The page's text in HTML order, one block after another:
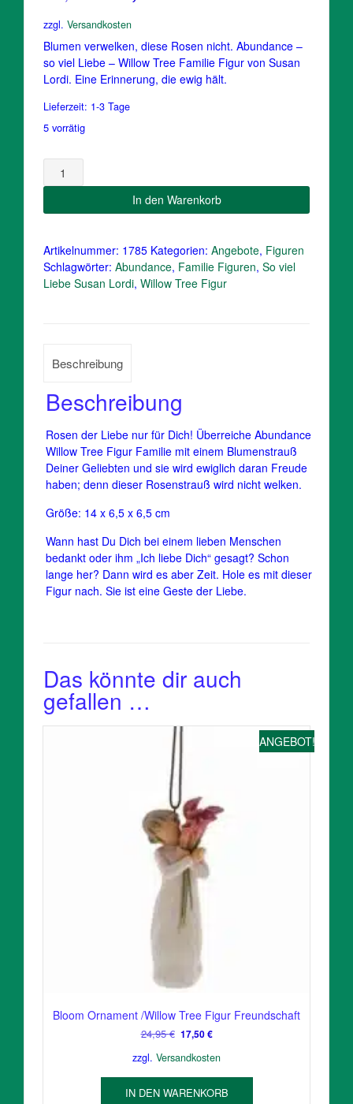
Preis
war:
29,95 €
ist:
27,90 €.
zzgl. Versandkosten
Blumen verwelken, diese Rosen nicht. Abundance –
so viel Liebe – Willow Tree Familie Figur von Susan
Lordi. Eine Erinnerung, die ewig hält.
Lieferzeit: 1-3 Tage
5 vorrätig
Abundance
Willow
So
Liebe,
Blumenstrauß
Menge
In den Warenkorb
Artikelnummer: 1785 Kategorien: Angebote, Figuren
Schlagwörter: Abundance, Familie Figuren, So viel
Liebe Susan Lordi, Willow Tree Figur
Beschreibung
Beschreibung
Rosen der Liebe nur für Dich! Überreiche Abundance
Willow Tree Figur Familie mit einem Blumenstrauß
Deiner Geliebten und sie wird ewiglich daran Freude
haben; denn dieser Rosenstrauß wird nicht welken.
Größe: 14 x 6,5 x 6,5 cm
Wann hast Du Dich bei einem lieben Menschen
bedankt oder ihm „Ich liebe Dich“ gesagt? Schon
lange her? Dann wird es aber Zeit. Hole es mit dieser
Figur nach. Sie ist eine Geste der Liebe.
Das könnte dir auch
gefallen …
ANGEBOT!
Bloom Ornament /Willow Tree Figur Freundschaft
24,95€ Ursprünglicher
war:
24,95 €
17,50€Aktueller
ist:
17,50 €.
zzgl. Versandkosten
IN DEN WARENKORB